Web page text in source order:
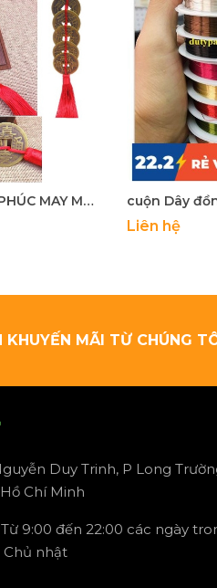
Dây ĐỒNG XU NGŨ PHÚC MAY MẮN
Liên hệ
KHUYẾN MÃI TỪ CHÚNG
Duy Trinh, P Long
Chí Minh
Từ 9:00 đến 22:00 các ngày
Chủ nhật